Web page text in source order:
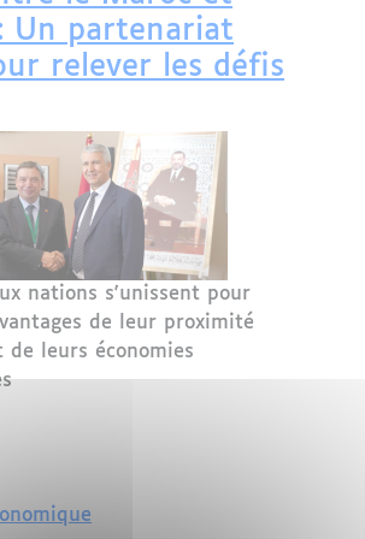
Un partenariat
relever les défis
nations s'unissent pour
de leur proximité
de leurs économies